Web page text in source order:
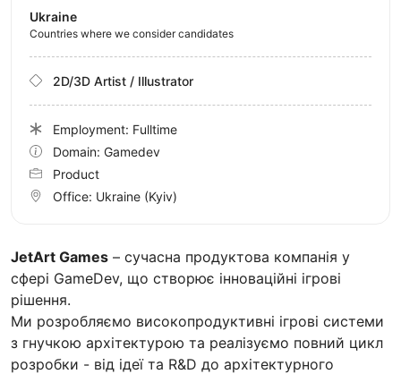
JetArt Games – сучасна продуктова компанія у
сфері GameDev, що створює інноваційні ігрові
рішення.
Ми розробляємо високопродуктивні ігрові системи
з гнучкою архітектурою та реалізуємо повний цикл
розробки - від ідеї та R&D до архітектурного
Ukraine
Countries where we consider candidates
2D/3D Artist / Illustrator
Employment: Fulltime
Domain: Gamedev
Product
Office: Ukraine (Kyiv)